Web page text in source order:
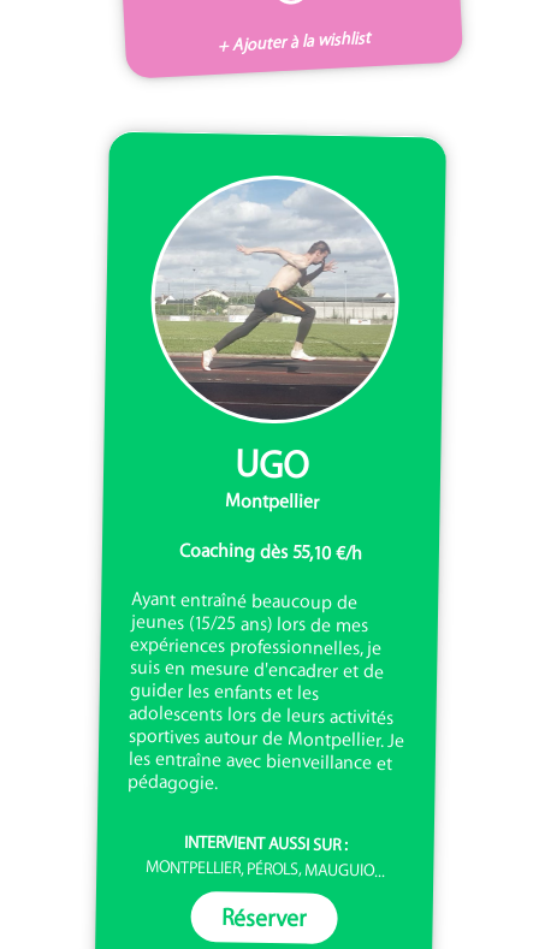
+ Ajouter à la wishlist
UGO
Montpellier
Coaching dès 55,10 €/h
Ayant entraîné beaucoup de
jeunes (15/25 ans) lors de mes
expériences professionnelles, je
suis en mesure d'encadrer et de
guider les enfants et les
adolescents lors de leurs activités
sportives autour de Montpellier. Je
les entraîne avec bienveillance et
pédagogie.
INTERVIENT AUSSI SUR :
MONTPELLIER, PÉROLS, MAUGUIO...
Réserver